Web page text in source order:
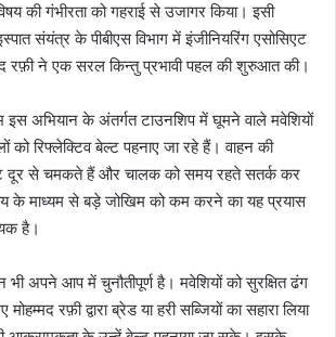
की गंभीरता को गहराई से उजागर किया। इसी
संयंत्र के पीबीएस विभाग में इंजीनियरिंग एसोसिएट
रफ़ी ने एक सरल किन्तु प्रभावी पहल की शुरुआत की।
अभियान के अंतर्गत टाउनशिप में घूमने वाले मवेशियों
रिफ्लेक्टिव बेल्ट पहनाए जा रहे हैं। वाहन की
दूर से चमकते हैं और चालक को समय रहते सतर्क कर
के माध्यम से बड़े जोखिम को कम करने का यह प्रयास
है।
भी अपने आप में चुनौतीपूर्ण है। मवेशियों को सुरक्षित ढंग
रफ़ी द्वारा ब्रेड या हरी सब्जियों का सहारा लिया